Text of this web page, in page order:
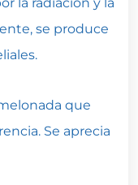
se produce
que
Se aprecia